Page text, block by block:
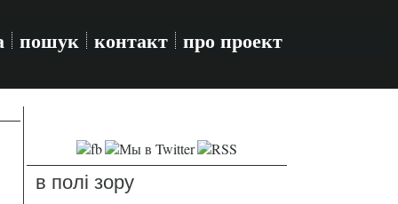
пошук контакт про проект
в полі зору